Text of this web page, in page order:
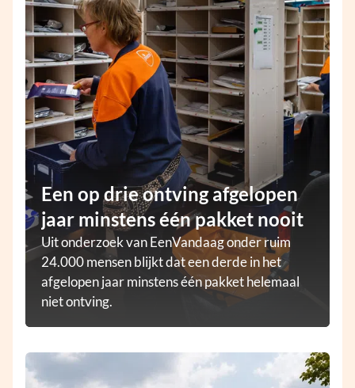
Een op drie ontving afgelopen
jaar minstens één pakket nooit
Uit onderzoek van EenVandaag onder ruim
24.000 mensen blijkt dat een derde in het
afgelopen jaar minstens één pakket helemaal
niet ontving.